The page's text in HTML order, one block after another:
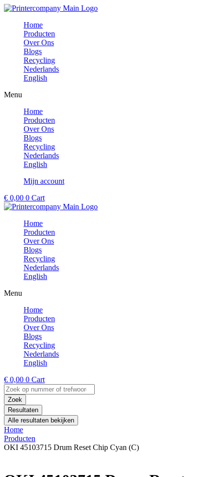
Ga
inhoud
Home
Producten
Over Ons
Blogs
Recycling
Nederlands
English
Menu
Home
Producten
Over Ons
Blogs
Recycling
Nederlands
English
Mijn account
€ 0,00 0 Cart
Home
Producten
Over Ons
Blogs
Recycling
Nederlands
English
Menu
Home
Producten
Over Ons
Blogs
Recycling
Nederlands
English
€ 0,00 0 Cart
Search
...Zoek
Resultaten
Alle resultaten bekijken
Home
Producten
OKI 45103715 Drum Reset Chip Cyan (C)